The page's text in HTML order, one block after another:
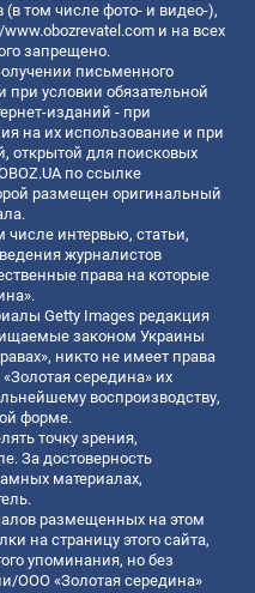
том числе фото- и видео-),
www.obozrevatel.com и на всех
запрещено.
письменного
при условии обязательной
изданий - при
на их использование и при
открытой для поисковых
по ссылке
размещен оригинальный
числе интервью, статьи,
журналистов
права на которые
Getty Images редакция
законом Украины
никто не имеет права
середина» их
воспроизводству,
форме.
точку зрения,
За достоверность
материалах,
размещенных на этом
на страницу этого сайта,
упоминания, но без
ООО «Золотая середина»